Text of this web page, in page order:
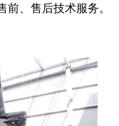
、售后技术服务。